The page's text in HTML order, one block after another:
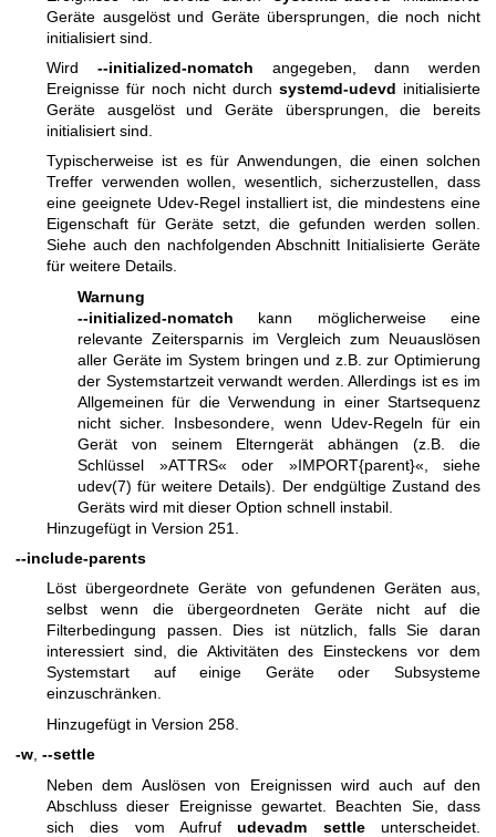
Geräte ausgelöst und Geräte übersprungen, die noch nicht
initialisiert sind.
Wird --initialized-nomatch angegeben, dann werden
Ereignisse für noch nicht durch systemd-udevd initialisierte
Geräte ausgelöst und Geräte übersprungen, die bereits
initialisiert sind.
Typischerweise ist es für Anwendungen, die einen solchen
Treffer verwenden wollen, wesentlich, sicherzustellen, dass
eine geeignete Udev-Regel installiert ist, die mindestens eine
Eigenschaft für Geräte setzt, die gefunden werden sollen.
Siehe auch den nachfolgenden Abschnitt Initialisierte Geräte
für weitere Details.
Warnung
--initialized-nomatch kann möglicherweise eine
relevante Zeitersparnis im Vergleich zum Neuauslösen
aller Geräte im System bringen und z.B. zur Optimierung
der Systemstartzeit verwandt werden. Allerdings ist es im
Allgemeinen für die Verwendung in einer Startsequenz
nicht sicher. Insbesondere, wenn Udev-Regeln für ein
Gerät von seinem Elterngerät abhängen (z.B. die
Schlüssel »ATTRS« oder »IMPORT{parent}«, siehe
udev(7) für weitere Details). Der endgültige Zustand des
Geräts wird mit dieser Option schnell instabil.
Hinzugefügt in Version 251.
--include-parents
Löst übergeordnete Geräte von gefundenen Geräten aus,
selbst wenn die übergeordneten Geräte nicht auf die
Filterbedingung passen. Dies ist nützlich, falls Sie daran
interessiert sind, die Aktivitäten des Einsteckens vor dem
Systemstart auf einige Geräte oder Subsysteme
einzuschränken.
Hinzugefügt in Version 258.
-w, --settle
Neben dem Auslösen von Ereignissen wird auch auf den
Abschluss dieser Ereignisse gewartet. Beachten Sie, dass
sich dies vom Aufrufudevadm settleunterscheidet.